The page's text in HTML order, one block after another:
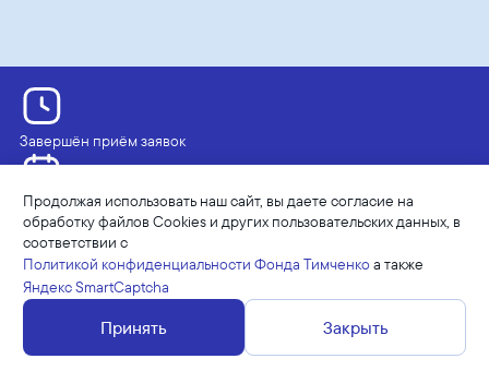
Завершён приём заявок
Приемная кампания
19.07.2023 - 15.07.2024
Конкурс Фонда Тимченко, направленный
на создание регулярной и комплексной системы
Продолжая использовать наш сайт, вы даете согласие на
обработку файлов Cookies и других пользовательских данных, в
соответствии с
Политикой конфиденциальности Фонда Тимченко а также
Яндекс SmartCaptcha
Принять Закрыть